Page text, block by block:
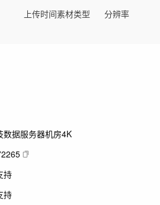
上传时间素材类型 分辨率
数据服务器机房4K
持
持